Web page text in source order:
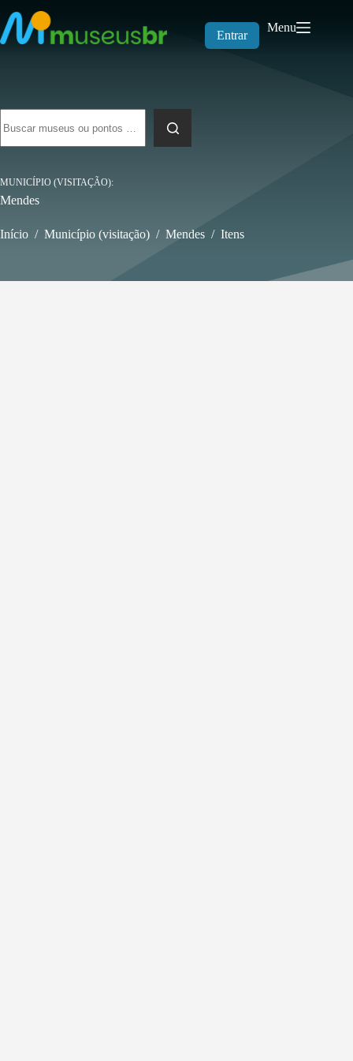
para
o
conteúdo
Entrar
Menu
resultados
MUNICÍPIO (VISITAÇÃO)
Mendes
Início / Município (visitação) / Mendes / Itens